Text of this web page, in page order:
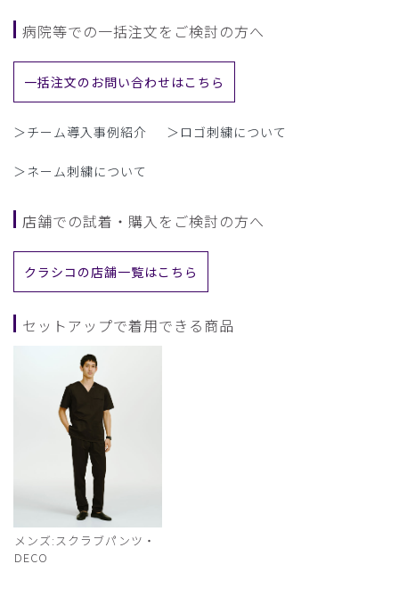
病院等での一括注文をご検討の方へ
一括注文のお問い合わせはこちら
＞チーム導入事例紹介 ＞ロゴ刺繍について
＞ネーム刺繍について
店舗での試着・購入をご検討の方へ
クラシコの店舗一覧はこちら
セットアップで着用できる商品
メンズ:スクラブパンツ・
DECO